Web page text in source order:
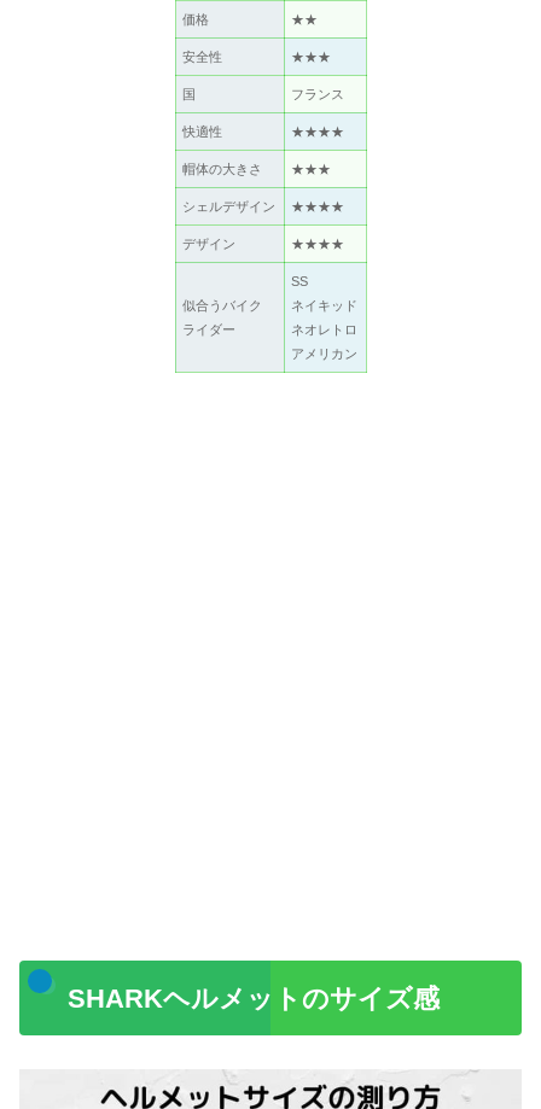
価格 ★★
安全性 ★★★
国 フランス
快適性 ★★★★
帽体の大きさ ★★★
シェルデザイン ★★★★
デザイン ★★★★
似合うバイク
ライダー
SS
ネイキッド
ネオレトロ
アメリカン
SHARKヘルメットのサイズ感